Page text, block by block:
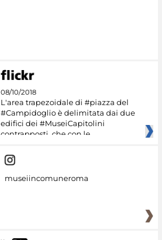
08/10/2018
L'area trapezoidale di #piazza del
#Campidoglio è delimitata dai due
edifici dei #MuseiCapitolini
contrapposti, che con le
museiincomuneroma